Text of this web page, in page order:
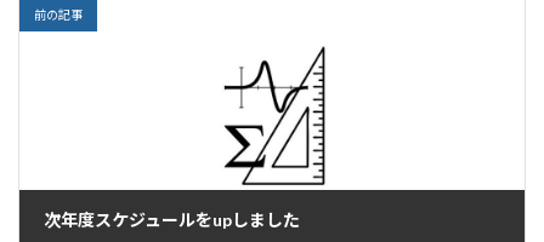
前の記事
次年度スケジュールをupしました